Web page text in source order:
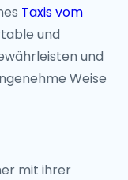
Taxis vom
und
und
Weise
mit ihrer